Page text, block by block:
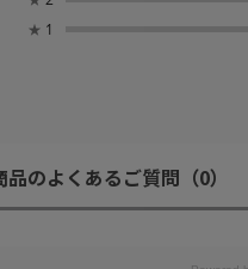
★ 1
品のよくあるご質問 （0）